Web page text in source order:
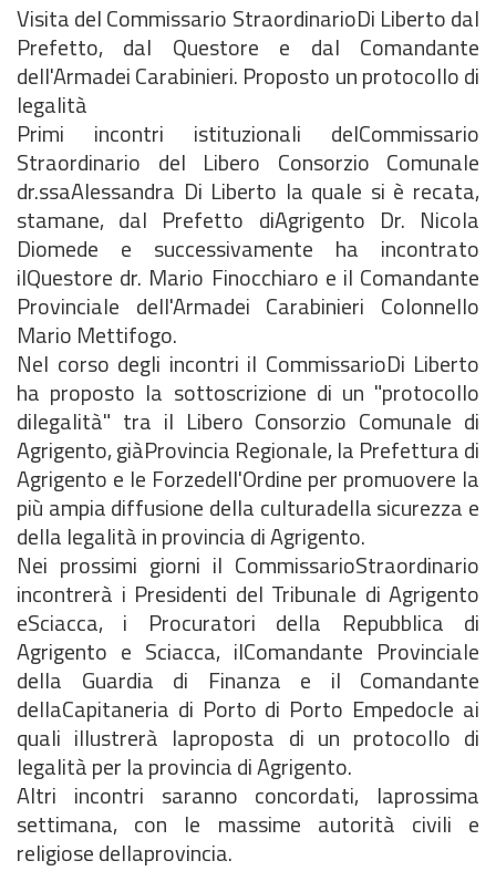
Visita del Commissario StraordinarioDi Liberto dal
Prefetto, dal Questore e dal Comandante
dell'Armadei Carabinieri. Proposto un protocollo di
legalità
Primi incontri istituzionali delCommissario
Straordinario del Libero Consorzio Comunale
dr.ssaAlessandra Di Liberto la quale si è recata,
stamane, dal Prefetto diAgrigento Dr. Nicola
Diomede e successivamente ha incontrato
ilQuestore dr. Mario Finocchiaro e il Comandante
Provinciale dell'Armadei Carabinieri Colonnello
Mario Mettifogo.
Nel corso degli incontri il CommissarioDi Liberto
ha proposto la sottoscrizione di un "protocollo
dilegalità" tra il Libero Consorzio Comunale di
Agrigento, giàProvincia Regionale, la Prefettura di
Agrigento e le Forzedell'Ordine per promuovere la
più ampia diffusione della culturadella sicurezza e
della legalità in provincia di Agrigento.
Nei prossimi giorni il CommissarioStraordinario
incontrerà i Presidenti del Tribunale di Agrigento
eSciacca, i Procuratori della Repubblica di
Agrigento e Sciacca, ilComandante Provinciale
della Guardia di Finanza e il Comandante
dellaCapitaneria di Porto di Porto Empedocle ai
quali illustrerà laproposta di un protocollo di
legalità per la provincia di Agrigento.
Altri incontri saranno concordati, laprossima
settimana, con le massime autorità civili e
religiose dellaprovincia.